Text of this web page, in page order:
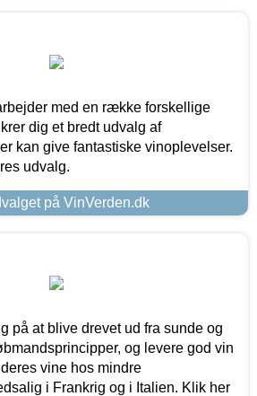
med en række forskellige
dig et bredt udvalg af
kan give fantastiske vinoplevelser.
udvalg.
på VinVerden.dk
på at blive drevet ud fra sunde og
og levere god vin
vine hos mindre
i Frankrig og i Italien. Klik her